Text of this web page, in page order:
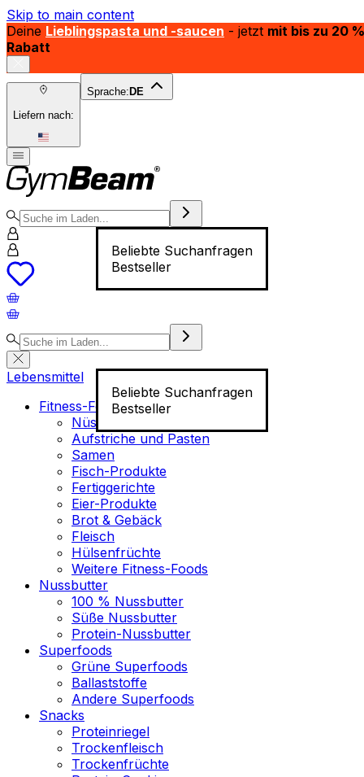
Skip to main content
Deine Lieblingspasta und -saucen - jetzt mit bis zu 20 %
Rabatt
Liefern nach:
Sprache: DE
Beliebte Suchanfragen
Bestseller
Beliebte Suchanfragen
Bestseller
Lebensmittel
Fitness-Food
Nüsse
Aufstriche und Pasten
Samen
Fisch-Produkte
Fertiggerichte
Eier-Produkte
Brot & Gebäck
Fleisch
Hülsenfrüchte
Weitere Fitness-Foods
Nussbutter
100 % Nussbutter
Süße Nussbutter
Protein-Nussbutter
Superfoods
Grüne Superfoods
Ballaststoffe
Andere Superfoods
Snacks
Proteinriegel
Trockenfleisch
Trockenfrüchte